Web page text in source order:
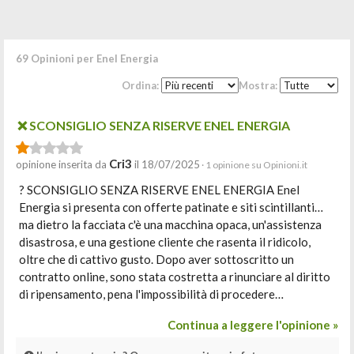
69 Opinioni per Enel Energia
Ordina: Mostra:
❌ SCONSIGLIO SENZA RISERVE ENEL ENERGIA
opinione inserita da Cri3 il 18/07/2025 · 1 opinione su Opinioni.it
? SCONSIGLIO SENZA RISERVE ENEL ENERGIA Enel
Energia si presenta con offerte patinate e siti scintillanti…
ma dietro la facciata c'è una macchina opaca, un'assistenza
disastrosa, e una gestione cliente che rasenta il ridicolo,
oltre che di cattivo gusto. Dopo aver sottoscritto un
contratto online, sono stata costretta a rinunciare al diritto
di ripensamento, pena l'impossibilità di procedere…
Continua a leggere l'opinione »